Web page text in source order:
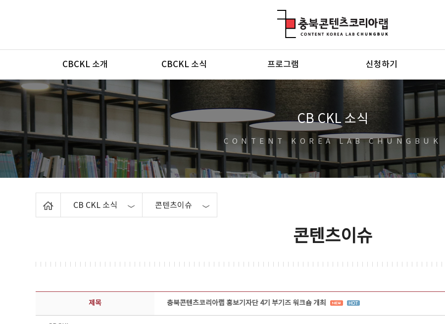
메뉴
CBCKL 소개 CBCKL 소식 프로그램 신청하기
CB CKL 소식
CONTENT KOREA LAB CHUNGBUK
CB CKL 소식 콘텐츠이슈
콘텐츠이슈
콘텐츠이슈 상세보기 - 제목, 담당부서, 담당자, 담당연락처, 내용, 첨부파일 정보 제공
제목 충북콘텐츠코리아랩 홍보기자단 4기 부기즈 워크숍 개최